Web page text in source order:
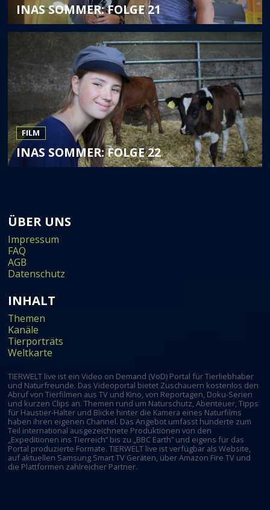
INAS SOMMER: FOLGE 21
FILM
INAS SOMMER: FOLGE 22
ÜBER UNS
Impressum
FAQ
AGB
Datenschutz
INHALT
Themen
Kanäle
Tierporträts
Weltkarte
TIERWELT live ist ein Video on Demand (VoD) Portal für Tierliebhaber
und Naturfreunde. Das Videoportal bietet Zuschauern kostenlos den
Abruf von Tierfilmen aus TV und Kino, von Reportagen, Doku-Serien
und kurzen Clips an. Themen rund um Naturschutz, Abenteuer, Tipps
für Haustier-Halter und Blicke hinter die Kamera eines Naturfilms
haben ihren eigenen Channel. Das Angebot umfasst hunderte zum
Teil international ausgezeichnete Produktionen von den
„Expeditionen ins Tierreich” bis zu „BBC Earth” und eigens für das
Portal produzierte Formate. TIERWELT live ist verfügbar als Website,
auf aktuellen Samsung Smart TV Geräten, über Amazon Fire TV und
die Plattformen zahlreicher Partner.